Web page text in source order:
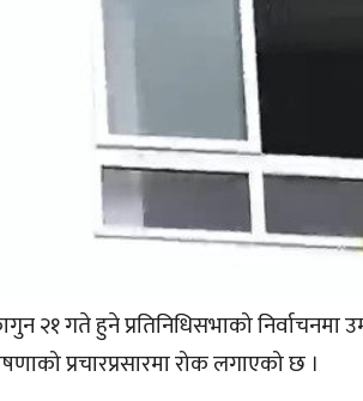
फागुन २१ गते हुने प्रतिनिधिसभाको
प्रचारप्रसारमा रोक लगाएको छ ।